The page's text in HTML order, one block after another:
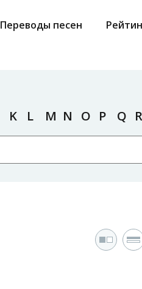
Переводы песен
K L M N O P Q R